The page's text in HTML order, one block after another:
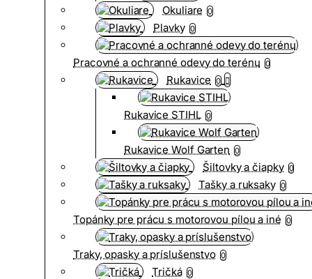
Okuliare 0
Plavky 0
Pracovné a ochranné odevy do terénu 0
Rukavice 0
Rukavice STIHL 0
Rukavice Wolf Garten 0
Šiltovky a čiapky 0
Tašky a ruksaky 0
Topánky pre prácu s motorovou pílou a iné 0
Traky, opasky a príslušenstvo 0
Tričká 0